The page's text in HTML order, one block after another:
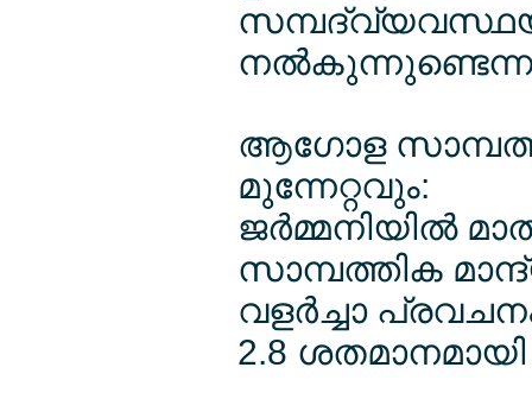
നല്‍കുന്നുണ്ടെന്നും
ആഗോള
മുന്നേറ്റവും:
ജര്‍മ്മനിയില്‍
സാമ്പത്തിക
വളര്‍ച്ചാ
2.8